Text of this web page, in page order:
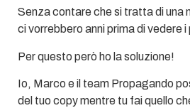
Senza contare che si tratta di una
ci vorrebbero anni prima di vedere i
Per questo però ho la soluzione!
Io, Marco e il team Propagando
del tuo copy mentre tu fai quello